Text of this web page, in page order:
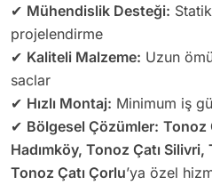
✔ Mühendislik Desteği:
projelendirme
✔ Kaliteli Malzeme: Uzun
saclar
✔ Hızlı Montaj: Minimum iş
✔ Bölgesel Çözümler: Tonoz
Hadımköy, Tonoz Çatı
Tonoz Çatı Çorlu’ya özel